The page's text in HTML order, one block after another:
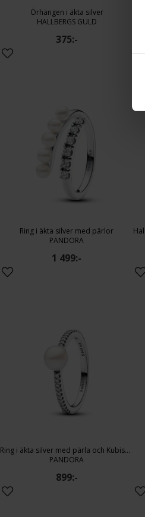
Örhängen i äkta silver
HALLBERGS GULD
375:-
Ring i äkta silver med pärlor
PANDORA
1 499:-
Ring i äkta silver med pärla och Kubisk Zirkonia
PANDORA
899:-